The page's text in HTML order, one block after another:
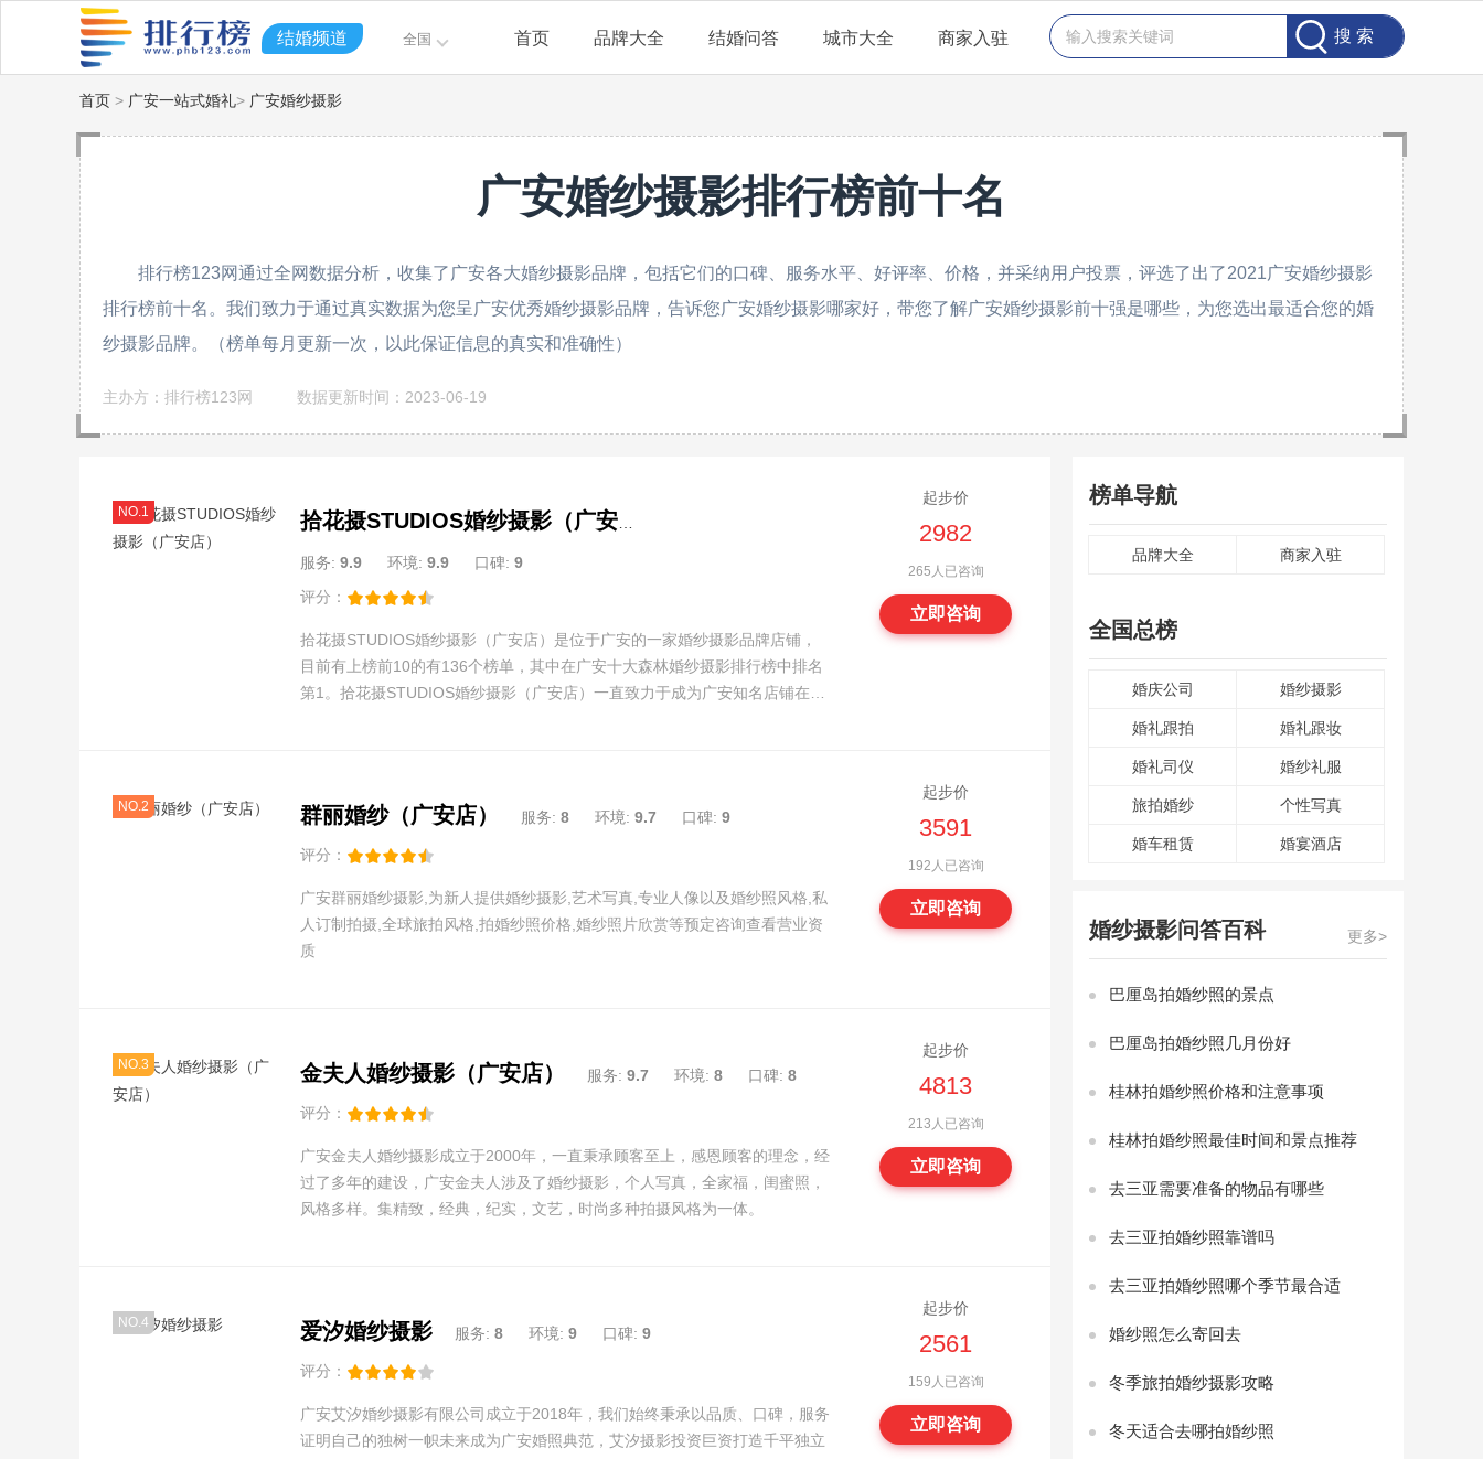
结婚频道 全国 首页 品牌大全 结婚问答 城市大全 商家入驻
首页 > 广安一站式婚礼> 广安婚纱摄影
广安婚纱摄影排行榜前十名
排行榜123网通过全网数据分析，收集了广安各大婚纱摄影品牌，包括它们的口碑、服务水平、好评率、价格，并采纳用户投票，评选了出了2021广安婚纱摄影
排行榜前十名。我们致力于通过真实数据为您呈广安优秀婚纱摄影品牌，告诉您广安婚纱摄影哪家好，带您了解广安婚纱摄影前十强是哪些，为您选出最适合您的婚
纱摄影品牌。（榜单每月更新一次，以此保证信息的真实和准确性）
主办方：排行榜123网 数据更新时间：2023-06-19
NO.1
服务: 9.9 环境: 9.9 口碑: 9
评分：
拾花摄STUDIOS婚纱摄影（广安店）是位于广安的一家婚纱摄影品牌店铺，
目前有上榜前10的有136个榜单，其中在广安十大森林婚纱摄影排行榜中排名
第1。拾花摄STUDIOS婚纱摄影（广安店）一直致力于成为广安知名店铺在努
起步价
2982
265人已咨询
立即咨询
NO.2 群丽婚纱（广安店） 服务: 8 环境: 9.7 口碑: 9
评分：
广安群丽婚纱摄影,为新人提供婚纱摄影,艺术写真,专业人像以及婚纱照风格,私
人订制拍摄,全球旅拍风格,拍婚纱照价格,婚纱照片欣赏等预定咨询查看营业资
质
起步价
3591
192人已咨询
立即咨询
NO.3 金夫人婚纱摄影（广安店） 服务: 9.7 环境: 8 口碑: 8
评分：
广安金夫人婚纱摄影成立于2000年，一直秉承顾客至上，感恩顾客的理念，经
过了多年的建设，广安金夫人涉及了婚纱摄影，个人写真，全家福，闺蜜照，
风格多样。集精致，经典，纪实，文艺，时尚多种拍摄风格为一体。
起步价
4813
213人已咨询
立即咨询
NO.4 爱汐婚纱摄影 服务: 8 环境: 9 口碑: 9
评分：
广安艾汐婚纱摄影有限公司成立于2018年，我们始终秉承以品质、口碑，服务
证明自己的独树一帜未来成为广安婚照典范，艾汐摄影投资巨资打造千平独立
起步价
2561
159人已咨询
立即咨询
榜单导航
品牌大全 商家入驻
全国总榜
婚庆公司 婚纱摄影
婚礼跟拍 婚礼跟妆
婚礼司仪 婚纱礼服
旅拍婚纱 个性写真
婚车租赁 婚宴酒店
婚纱摄影问答百科 更多>
巴厘岛拍婚纱照的景点
巴厘岛拍婚纱照几月份好
桂林拍婚纱照价格和注意事项
桂林拍婚纱照最佳时间和景点推荐
去三亚需要准备的物品有哪些
去三亚拍婚纱照靠谱吗
去三亚拍婚纱照哪个季节最合适
婚纱照怎么寄回去
冬季旅拍婚纱摄影攻略
冬天适合去哪拍婚纱照